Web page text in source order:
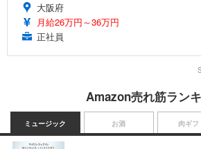
大阪府
月給26万円～36万円
正社員
Amazon売れ筋ラン
ミュージック お酒 肉ギフ